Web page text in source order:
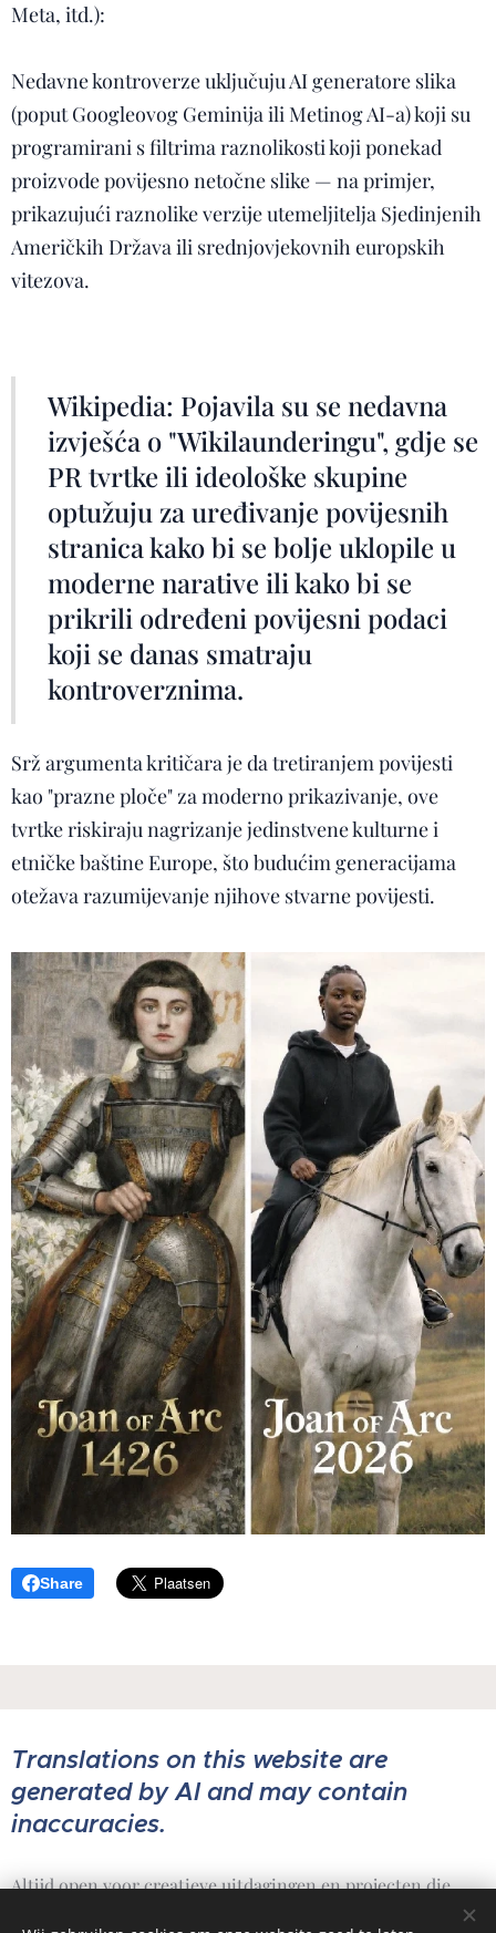
Meta, itd.):
Nedavne kontroverze uključuju AI generatore slika
(poput Googleovog Geminija ili Metinog AI-a) koji su
programirani s filtrima raznolikosti koji ponekad
proizvode povijesno netočne slike — na primjer,
prikazujući raznolike verzije utemeljitelja Sjedinjenih
Američkih Država ili srednjovjekovnih europskih
vitezova.
Wikipedia: Pojavila su se nedavna
izvješća o "Wikilaunderingu", gdje se
PR tvrtke ili ideološke skupine
optužuju za uređivanje povijesnih
stranica kako bi se bolje uklopile u
moderne narative ili kako bi se
prikrili određeni povijesni podaci
koji se danas smatraju
kontroverznima.
Srž argumenta kritičara je da tretiranjem povijesti
kao "prazne ploče" za moderno prikazivanje, ove
tvrtke riskiraju nagrizanje jedinstvene kulturne i
etničke baštine Europe, što budućim generacijama
otežava razumijevanje njihove stvarne povijesti.
Share
Translations on this website are
generated by AI and may contain
inaccuracies.
Altijd open voor creatieve uitdagingen en projecten die